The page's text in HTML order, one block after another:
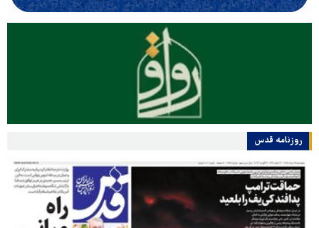
روزنامه قدس